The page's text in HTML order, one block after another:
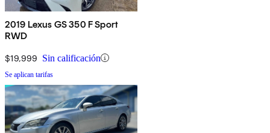
2019 Lexus GS 350 F Sport
RWD
$19,999 Sin calificación
Se aplican tarifas